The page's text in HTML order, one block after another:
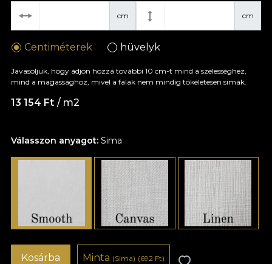
Válasszon anyagot: Sima
cm cm
Centiméterek hüvelyk
Javasoljuk, hogy adjon hozzá további 10 cm-t mind a szélességhez,
mind a magassághoz, mivel a falak nem mindig tökéletesen simák.
13 154 Ft / m2
Kosárba Minta (Sima) (692 Ft)